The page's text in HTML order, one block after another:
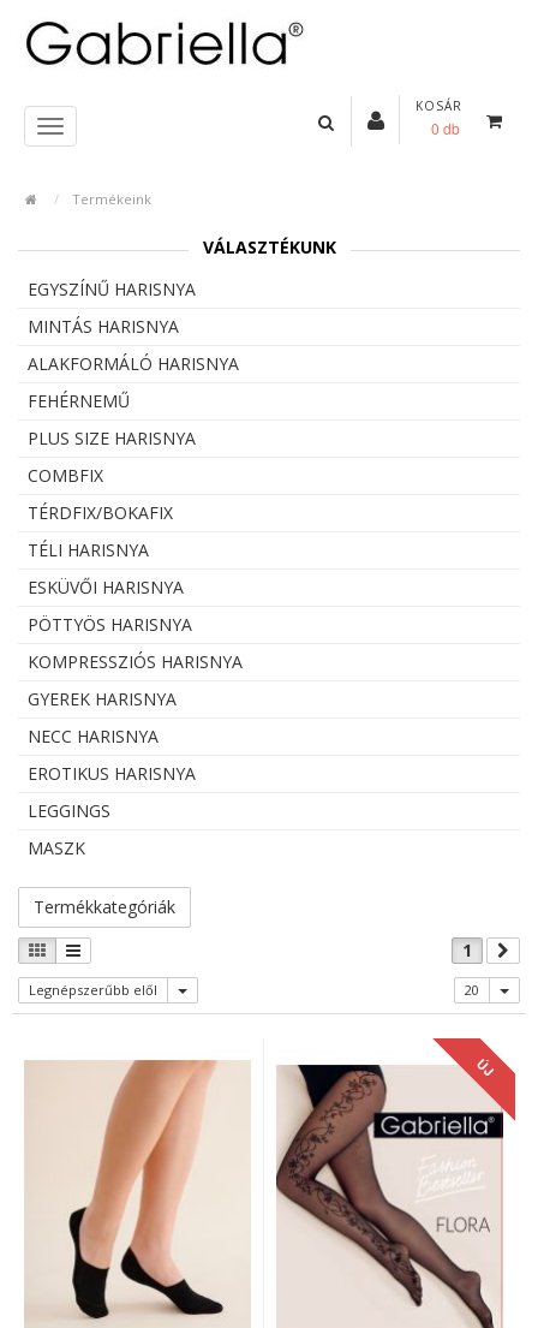
KOSÁR
0 db
Termékeink
VÁLASZTÉKUNK
EGYSZÍNŰ HARISNYA
MINTÁS HARISNYA
ALAKFORMÁLÓ HARISNYA
FEHÉRNEMŰ
PLUS SIZE HARISNYA
COMBFIX
TÉRDFIX/BOKAFIX
TÉLI HARISNYA
ESKÜVŐI HARISNYA
PÖTTYÖS HARISNYA
KOMPRESSZIÓS HARISNYA
GYEREK HARISNYA
NECC HARISNYA
EROTIKUS HARISNYA
LEGGINGS
MASZK
Termékkategóriák
1
Legnépszerűbb elől 20
ÚJ